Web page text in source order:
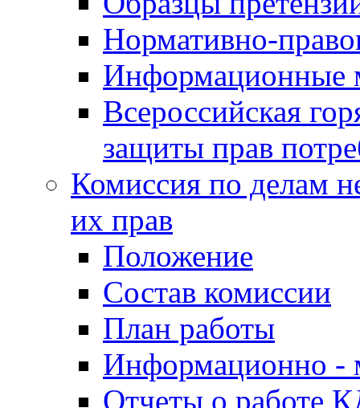
Нормативно-
Информационные
Всероссийская
защиты прав
Комиссия по делам
их прав
Положение
Состав комиссии
План работы
Информационно -
Отчеты о работе